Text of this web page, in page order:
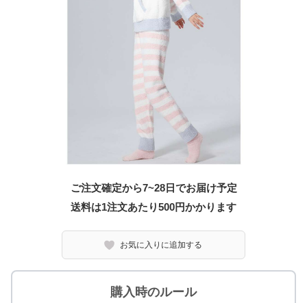
ご注文確定から7~28日でお届け予定
送料は1注文あたり500円かかります
お気に入りに追加する
購入時のルール